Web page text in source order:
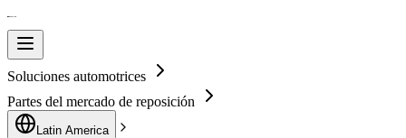
Soluciones automotrices
Partes del mercado de reposición
Latin America